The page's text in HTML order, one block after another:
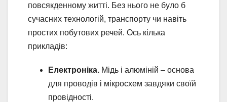
повсякденному житті. Без нього не було б
сучасних технологій, транспорту чи навіть
простих побутових речей. Ось кілька
прикладів:
Електроніка. Мідь і алюміній – основа
для проводів і мікросхем завдяки своїй
провідності.